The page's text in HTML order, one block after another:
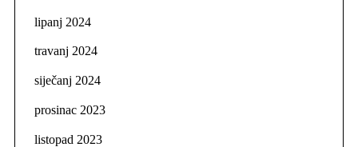
lipanj 2024
travanj 2024
siječanj 2024
prosinac 2023
listopad 2023